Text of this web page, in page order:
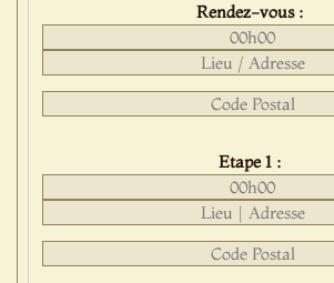
Rendez-vous :
Etape 1 :